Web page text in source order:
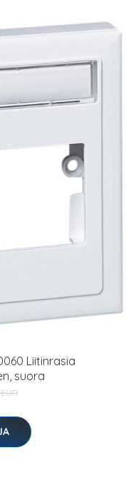
Liitinrasia
suora